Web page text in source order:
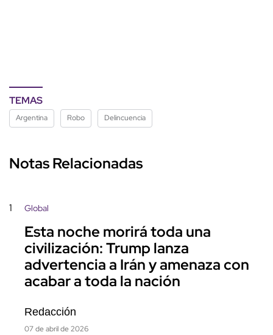
TEMAS
Argentina Robo Delincuencia
Notas Relacionadas
1 Global
Esta noche morirá toda una
civilización: Trump lanza
advertencia a Irán y amenaza con
acabar a toda la nación
Redacción
07 de abril de 2026